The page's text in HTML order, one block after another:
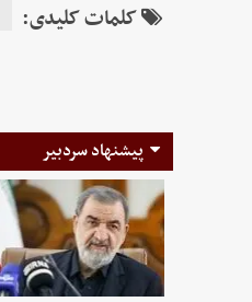
کلمات کلیدی:
پیشنهاد سردبیر